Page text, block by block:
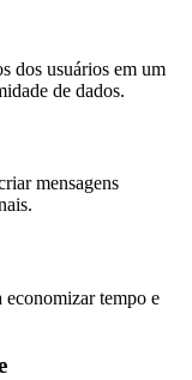
dos usuários em um
de dados.
mensagens
economizar tempo e